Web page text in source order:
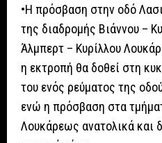
•Η πρόσβαση στην οδό
της διαδρομής Βιάννου –
Άλμπερτ – Κυρίλλου
η εκτροπή θα δοθεί στη
του ενός ρεύματος της
ενώ η πρόσβαση στα
Λουκάρεως ανατολικά και